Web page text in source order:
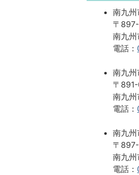
南九
〒
南九
電話：
南九
〒
南九
電話：
南九
〒
南九
電話：